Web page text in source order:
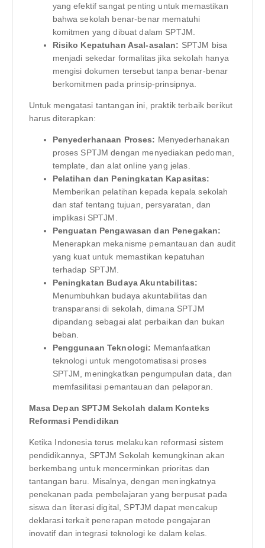
yang efektif sangat penting untuk memastikan
bahwa sekolah benar-benar mematuhi
komitmen yang dibuat dalam SPTJM.
Risiko Kepatuhan Asal-asalan: SPTJM bisa
menjadi sekedar formalitas jika sekolah hanya
mengisi dokumen tersebut tanpa benar-benar
berkomitmen pada prinsip-prinsipnya.
Untuk mengatasi tantangan ini, praktik terbaik berikut
harus diterapkan:
Penyederhanaan Proses: Menyederhanakan
proses SPTJM dengan menyediakan pedoman,
template, dan alat online yang jelas.
Pelatihan dan Peningkatan Kapasitas:
Memberikan pelatihan kepada kepala sekolah
dan staf tentang tujuan, persyaratan, dan
implikasi SPTJM.
Penguatan Pengawasan dan Penegakan:
Menerapkan mekanisme pemantauan dan audit
yang kuat untuk memastikan kepatuhan
terhadap SPTJM.
Peningkatan Budaya Akuntabilitas:
Menumbuhkan budaya akuntabilitas dan
transparansi di sekolah, dimana SPTJM
dipandang sebagai alat perbaikan dan bukan
beban.
Penggunaan Teknologi: Memanfaatkan
teknologi untuk mengotomatisasi proses
SPTJM, meningkatkan pengumpulan data, dan
memfasilitasi pemantauan dan pelaporan.
Masa Depan SPTJM Sekolah dalam Konteks
Reformasi Pendidikan
Ketika Indonesia terus melakukan reformasi sistem
pendidikannya, SPTJM Sekolah kemungkinan akan
berkembang untuk mencerminkan prioritas dan
tantangan baru. Misalnya, dengan meningkatnya
penekanan pada pembelajaran yang berpusat pada
siswa dan literasi digital, SPTJM dapat mencakup
deklarasi terkait penerapan metode pengajaran
inovatif dan integrasi teknologi ke dalam kelas.